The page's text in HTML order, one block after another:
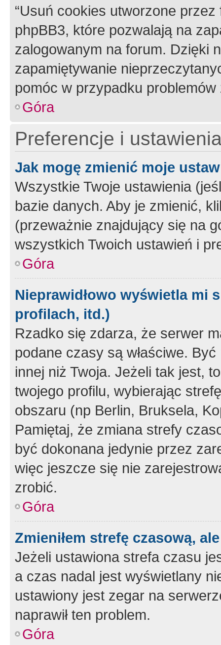
“Usuń cookies utworzone
phpBB3, które pozwalają na
zalogowanym na forum. Dzięki
zapamiętywanie
pomóc w przypadku
Góra
Preferencje i
Jak mogę zmienić moje
Wszystkie Twoje ustawienia
bazie danych. Aby je zmienić,
(przeważnie znajdujący się na
wszystkich Twoich ustawień i
Góra
Nieprawidłowo wyświetla mi
profilach, itd.)
Rzadko się zdarza, że serwer
podane czasy są właściwe.
innej niż Twoja. Jeżeli tak jest,
twojego profilu, wybierając
obszaru (np Berlin, Bruksela,
Pamiętaj, że zmiana strefy
być dokonana jedynie przez
więc jeszcze się nie
zrobić.
Góra
Zmieniłem strefę czasową,
Jeżeli ustawiona strefa czasu
a czas nadal jest wyświetlany
ustawiony jest zegar na
naprawił ten problem.
Góra